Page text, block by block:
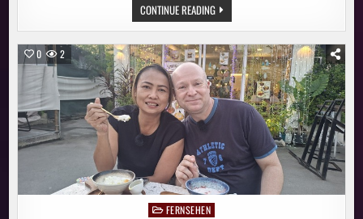
CONTINUE READINGGIGABIT-
SCHNELLES
INTERNET
VON
VODAFONE:
NEUE
DATENAUTOBAHNEN
FÜR
ÜBER
3400
HAUSHALTE
WETTERAUKREIS
0 2
PostedFERNSEHEN